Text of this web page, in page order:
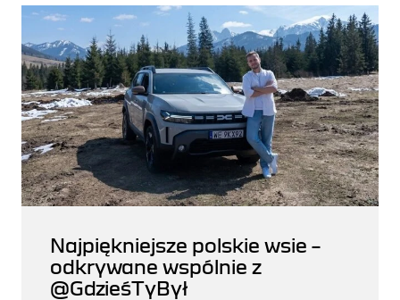
Najpiękniejsze polskie wsie –
odkrywane wspólnie z
@GdzieśTyBył